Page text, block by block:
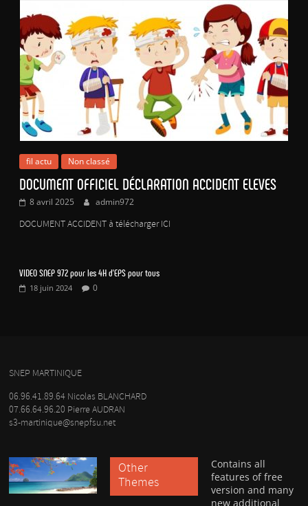
fil actu Non classé
DOCUMENT OFFICIEL DÉCLARATION ACCIDENT ELEVES
8 avril 2025 admin972
DOCUMENT ACCIDENT à télécharger ICI
VIDEO SNEP 972 pour les 4H d’EPS pour tous
18 juin 2024 0
SNEP MARTINIQUE
06.96.41.89.64 Nicolas BLANCHARD
07.66.64.96.20 Pierre AUDRAN
s3-martinique@snepfsu.net
Other
Themes
Contains all
features of free
version and many
new additional